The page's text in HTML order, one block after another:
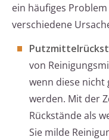
ein häufiges
verschiedene
von
wenn diese
werden. Mit der
Rückstände als
Sie milde